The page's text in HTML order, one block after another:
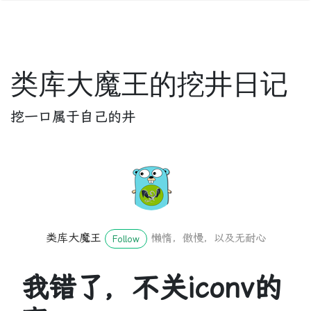
类库大魔王的挖井日记
挖一口属于自己的井
类库大魔王 Follow 懒惰，傲慢，以及无耐心
我错了，不关iconv的